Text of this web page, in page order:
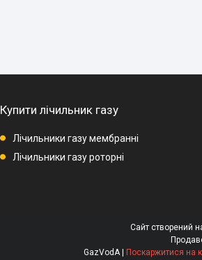
Купити лічильник газу
Лічильники газу мембранні
Лічильники газу роторні
Сайт створений
GazVodA | Поскаржитися на